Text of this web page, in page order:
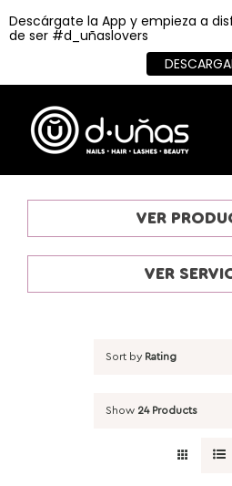
content
VER
VER
Sort by Rating
Show 24 Products
Descárgate la App y empieza a
de ser #d_uñaslovers